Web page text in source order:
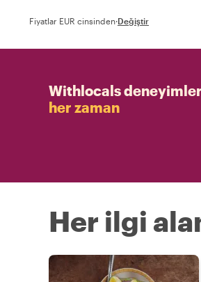
Fiyatlar EUR cinsinden·Değiştir
Withlocals
her zaman
Her ilgi